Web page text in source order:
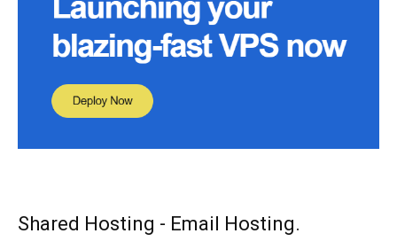
Shared Hosting - Email Hosting.